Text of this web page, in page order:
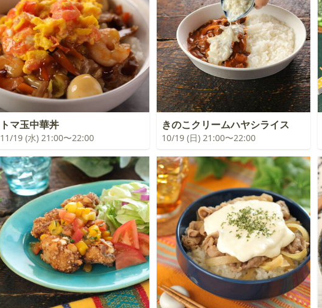
トマ玉中華丼
11/19 (水) 21:00〜22:00
きのこクリームハヤシライス
10/19 (日) 21:00〜22:00